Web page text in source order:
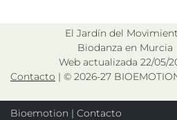
El Jardín del
Biodanza en Murcia
Web actualizada 22/05/
Contacto | © 2026-27
Bioemotion | Contacto